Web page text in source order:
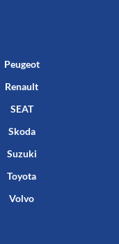
Peugeot
Renault
SEAT
Skoda
Suzuki
Toyota
Volvo